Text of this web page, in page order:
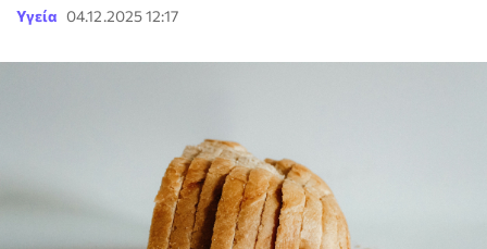
Υγεία 04.12.2025 12:17